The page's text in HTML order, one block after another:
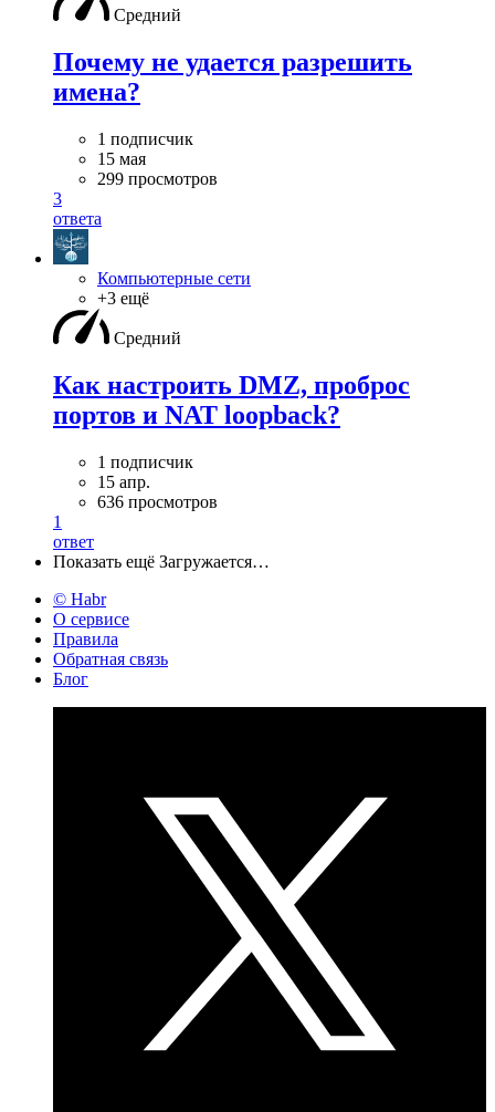
Средний
Почему не удается разрешить
имена?
1 подписчик
15 мая
299 просмотров
3
ответа
Компьютерные сети
+3 ещё
Средний
Как настроить DMZ, проброс
портов и NAT loopback?
1 подписчик
15 апр.
636 просмотров
1
ответ
Показать ещё Загружается…
© Habr
О сервисе
Правила
Обратная связь
Блог